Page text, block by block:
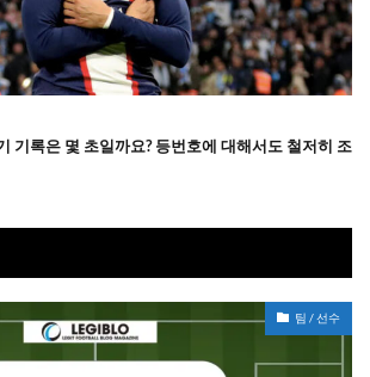
기록은 몇 초일까요? 등번호에 대해서도 철저히 조
팀 / 선수